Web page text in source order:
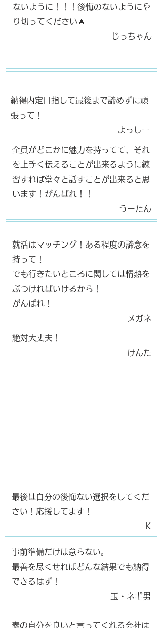
ないように！！！後悔のないようにや
り切ってください🔥
​じっちゃん
納得内定目指して最後まで諦めずに頑
張って！
​よっしー
全員がどこかに魅力を持ってて、それ
を上手く伝えることが出来るように練
習すれば堂々と話すことが出来ると思
います！がんばれ！！
​​うーたん
就活はマッチング！ある程度の諦念を
持って！
でも行きたいところに関しては情熱を
ぶつければいけるから！
がんばれ！
​メガネ
絶対大丈夫！
​けんた
最後は自分の後悔ない選択をしてくだ
さい！応援してます！
​K
事前準備だけは怠らない。
最善を尽くせればどんな結果でも納得
できるはず！
​玉・ネギ男
素の自分を良いと言ってくれる会社は